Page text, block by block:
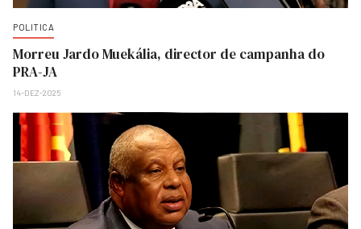
POLITICA
Morreu Jardo Muekália, director de campanha do
PRA-JA
14-DEZ-2025